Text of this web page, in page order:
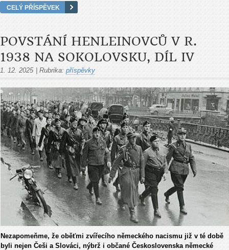
TANCE.
CELÝ PŘÍSPĚVEK
POVSTÁNÍ HENLEINOVCŮ V R.
1938 NA SOKOLOVSKU, DÍL IV
1. 12. 2025 Rubrika: příspěvky
Nezapomeňme, že oběťmi zvířecího německého nacismu již v té době
byli nejen Češi a Slováci, nýbrž i občané Československa německé